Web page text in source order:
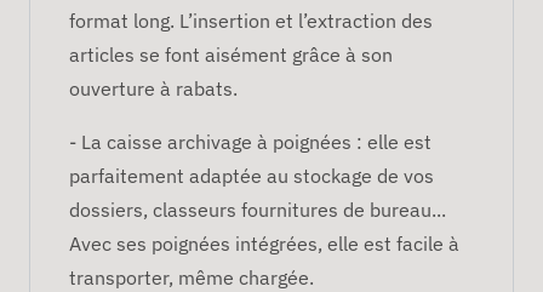
format long. L’insertion et l’extraction des
articles se font aisément grâce à son
ouverture à rabats.
- La caisse archivage à poignées : elle est
parfaitement adaptée au stockage de vos
dossiers, classeurs fournitures de bureau...
Avec ses poignées intégrées, elle est facile à
transporter, même chargée.